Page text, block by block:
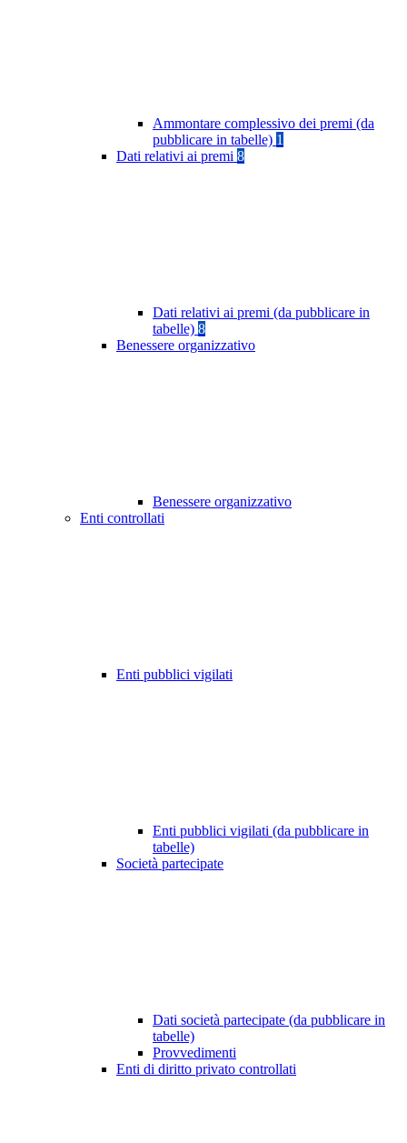
Ammontare complessivo dei premi (da
pubblicare in tabelle) 1
Dati relativi ai premi 8
Dati relativi ai premi (da pubblicare in
tabelle) 8
Benessere organizzativo
Benessere organizzativo
Enti controllati
Enti pubblici vigilati
Enti pubblici vigilati (da pubblicare in
tabelle)
Società partecipate
Dati società partecipate (da pubblicare in
tabelle)
Provvedimenti
Enti di diritto privato controllati